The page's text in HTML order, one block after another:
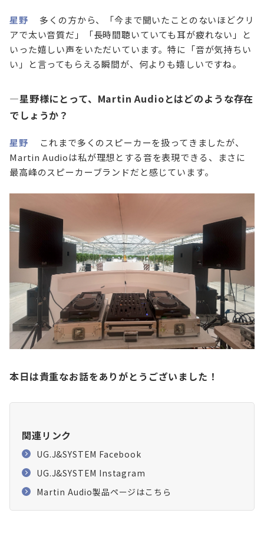
星野
多くの方から、「今まで聞いたことのないほどクリ
アで太い音質だ」「長時間聴いていても耳が疲れない」と
いった嬉しい声をいただいています。特に「音が気持ちい
い」と言ってもらえる瞬間が、何よりも嬉しいですね。
—星野様にとって、Martin Audioとはどのような存在
でしょうか？
星野
これまで多くのスピーカーを扱ってきましたが、
Martin Audioは私が理想とする音を表現できる、まさに
最高峰のスピーカーブランドだと感じています。
本日は貴重なお話をありがとうございました！
関連リンク
UG.J&SYSTEM Facebook
UG.J&SYSTEM Instagram
Martin Audio製品ページはこちら